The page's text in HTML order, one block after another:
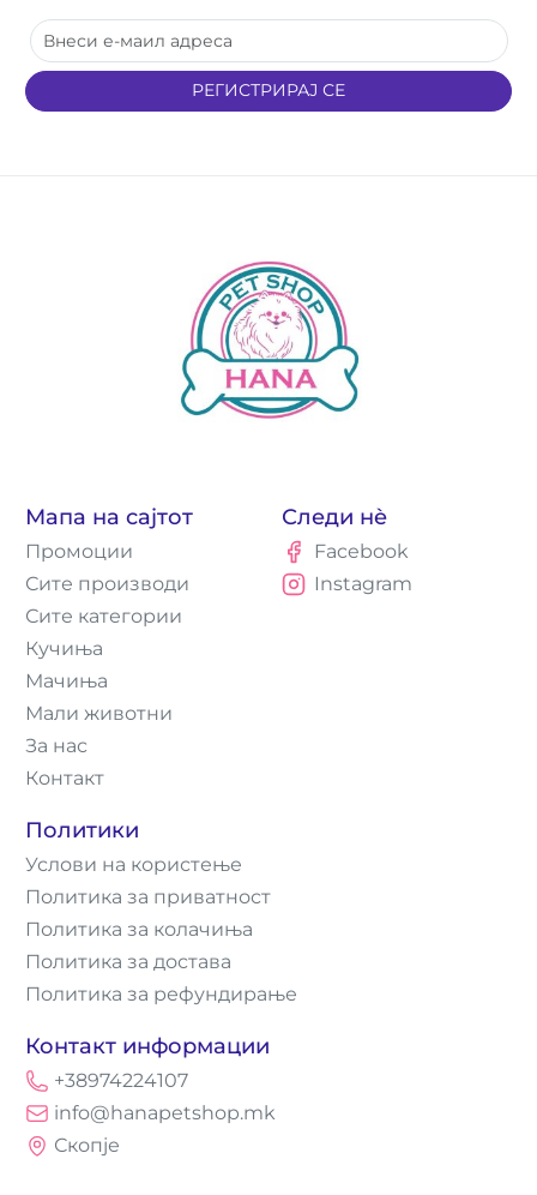
РЕГИСТРИРАЈ СЕ
Мапа на сајтот
Промоции
Сите производи
Сите категории
Кучиња
Мачиња
Мали животни
За нас
Контакт
Политики
Услови на користење
Политика за приватност
Политика за колачиња
Политика за достава
Политика за рефундирање
Контакт информации
+38974224107
info@hanapetshop.mk
Скопје
Следи нè
Facebook
Instagram